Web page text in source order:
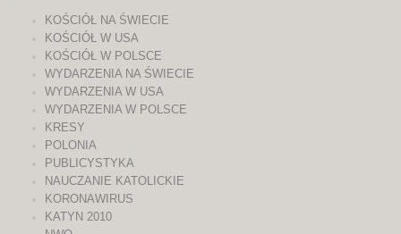
KOŚCIÓŁ NA ŚWIECIE
KOŚCIÓŁ W USA
KOŚCIÓŁ W POLSCE
WYDARZENIA NA ŚWIECIE
WYDARZENIA W USA
WYDARZENIA W POLSCE
KRESY
POLONIA
PUBLICYSTYKA
NAUCZANIE KATOLICKIE
KORONAWIRUS
KATYN 2010